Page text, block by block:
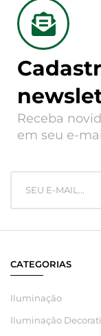
Receba
em seu e-
CATEGORIAS
Iluminação
Iluminação